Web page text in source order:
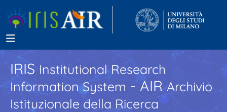
IRISInstitutional Research
Information System - AIR Archivio
Istituzionale della Ricerca